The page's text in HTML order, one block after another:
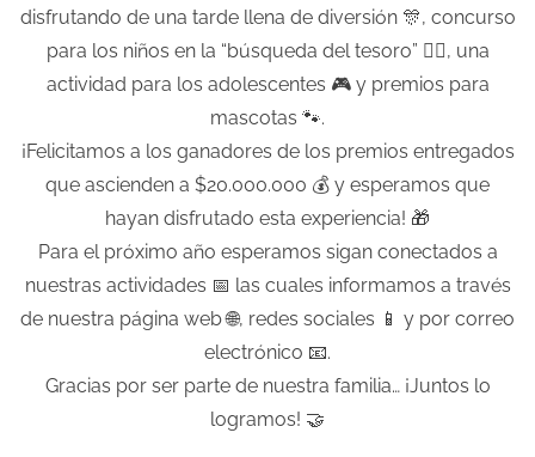
disfrutando de una tarde llena de diversión 🎊, concurso
para los niños en la “búsqueda del tesoro” 🕵️‍♂️, una
actividad para los adolescentes 🎮 y premios para
mascotas 🐾.
¡Felicitamos a los ganadores de los premios entregados
que ascienden a $20.000.000 💰 y esperamos que
hayan disfrutado esta experiencia! 🎁
Para el próximo año esperamos sigan conectados a
nuestras actividades 📅 las cuales informamos a través
de nuestra página web 🌐, redes sociales 📱 y por correo
electrónico 📧.
Gracias por ser parte de nuestra familia… ¡Juntos lo
logramos! 🤝